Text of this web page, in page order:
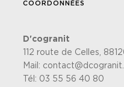
COORDONNÉES
D'cogranit
112 route de Celles,
Mail:
Tél: 03 55 56 40 80